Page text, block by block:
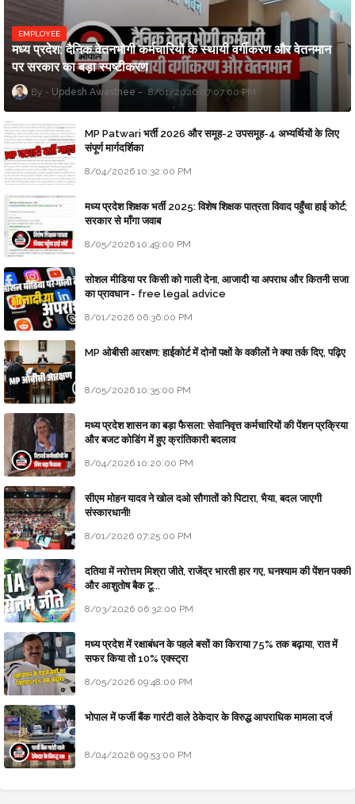
EMPLOYEE
मध्य प्रदेश: दैनिक वेतनभोगी कर्मचारियों के स्थायी वर्गीकरण और वेतनमान
पर सरकार का बड़ा स्पष्टीकरण
Updesh Awasthee 8/01/2026 07:07:00 PM
MP Patwari भर्ती 2026 और समूह-2 उपसमूह-4 अभ्यर्थियों के लिए
संपूर्ण मार्गदर्शिका
8/04/2026 10:32:00 PM
मध्य प्रदेश शिक्षक भर्ती 2025: विशेष शिक्षक पात्रता विवाद पहुँचा हाई कोर्ट;
सरकार से माँगा जवाब
8/05/2026 10:49:00 PM
सोशल मीडिया पर किसी को गाली देना, आजादी या अपराध और कितनी सजा
का प्रावधान - free legal advice
8/01/2026 06:36:00 PM
MP ओबीसी आरक्षण: हाईकोर्ट में दोनों पक्षों के वकीलों ने क्या तर्क दिए, पढ़िए
8/05/2026 10:35:00 PM
मध्य प्रदेश शासन का बड़ा फैसला: सेवानिवृत्त कर्मचारियों की पेंशन प्रक्रिया
और बजट कोडिंग में हुए क्रांतिकारी बदलाव
8/04/2026 10:20:00 PM
सीएम मोहन यादव ने खोल दओ सौगातों को पिटारा, भैया, बदल जाएगी
संस्कारधानी!
8/01/2026 07:25:00 PM
दतिया में नरोत्तम मिश्रा जीते, राजेंद्र भारती हार गए, घनश्याम की पेंशन पक्की
और आशुतोष बैक टू...
8/03/2026 06:32:00 PM
मध्य प्रदेश में रक्षाबंधन के पहले बसों का किराया 75% तक बढ़ाया, रात में
सफर किया तो 10% एक्स्ट्रा
8/05/2026 09:48:00 PM
भोपाल में फर्जी बैंक गारंटी वाले ठेकेदार के विरुद्ध आपराधिक मामला दर्ज
8/04/2026 09:53:00 PM